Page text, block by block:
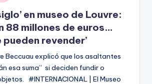
en museo de Louvre:
88 millones de euros…
pueden revender’
Beccuau explicó que los asaltantes
esa suma” si deciden fundir o
#INTERNACIONAL | El Museo